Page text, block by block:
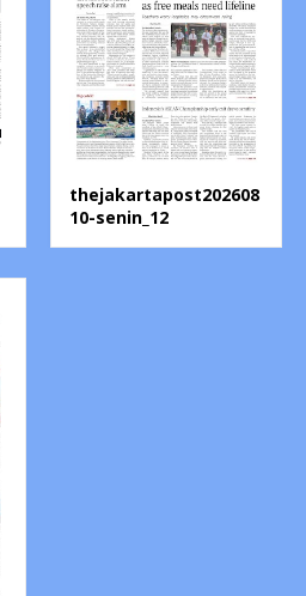
thejakartapost202608
10-senin_12